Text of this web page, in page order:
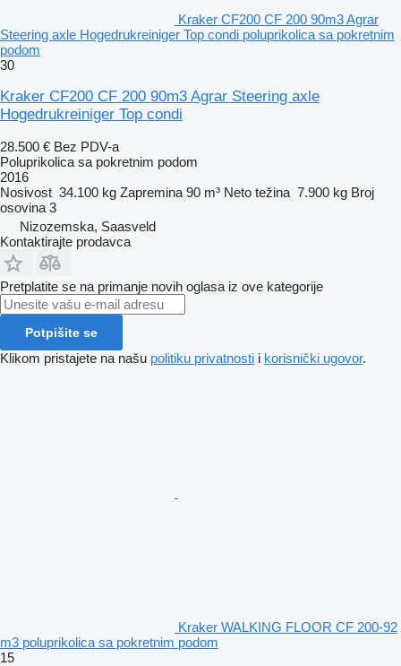
Kraker CF200 CF 200 90m3 Agrar
Steering axle Hogedrukreiniger Top condi poluprikolica sa pokretnim
podom
30
Kraker CF200 CF 200 90m3 Agrar Steering axle
Hogedrukreiniger Top condi
28.500 € Bez PDV-a
Poluprikolica sa pokretnim podom
2016
Nosivost 34.100 kg Zapremina 90 m³ Neto težina 7.900 kg Broj
osovina 3
Nizozemska, Saasveld
Kontaktirajte prodavca
Pretplatite se na primanje novih oglasa iz ove kategorije
Potpišite se
Klikom pristajete na našu politiku privatnosti i korisnički ugovor.
Kraker WALKING FLOOR CF 200-92
m3 poluprikolica sa pokretnim podom
15